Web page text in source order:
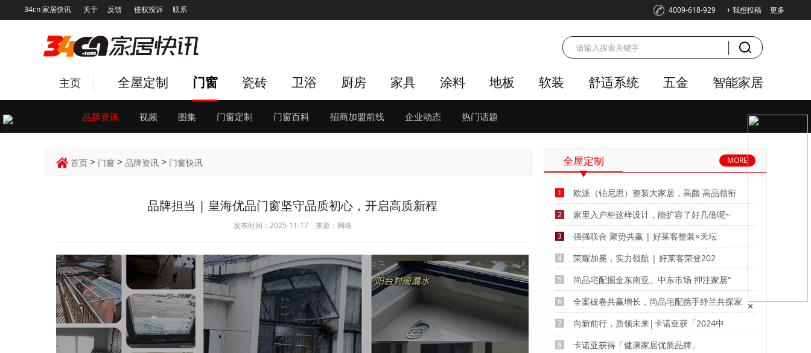
34cn 家居快讯 关于 反馈 侵权投诉 联系 4009-618-929 + 我想投稿 更多
×
×
主页 全屋定制 门窗 瓷砖 卫浴 厨房 家具 涂料 地板 软装 舒适系统 五金 智能家居
品牌资讯 视频 图集 门窗定制 门窗百科 招商加盟前线 企业动态 热门话题
首页 > 门窗 > 品牌资讯 > 门窗快讯
品牌担当 | 皇海优品门窗坚守品质初心，开启高质新程
发布时间：2025-11-17 来源：网络
全屋定制 MORE
1 欧派（铂尼思）整装大家居，高颜 高品领衔
2 家里入户柜这样设计，能扩容了好几倍呢~
3 强强联合 聚势共赢 | 好莱客整装×天坛
4 荣耀加冕，实力领航 | 好莱客荣登202
5 尚品宅配掘金东南亚、中东市场 押注家居“
6 全案破卷共赢增长，尚品宅配携手纾兰共探家
7 向新前行，质领未来|卡诺亚获「2024中
8 卡诺亚获得「健康家居优质品牌」